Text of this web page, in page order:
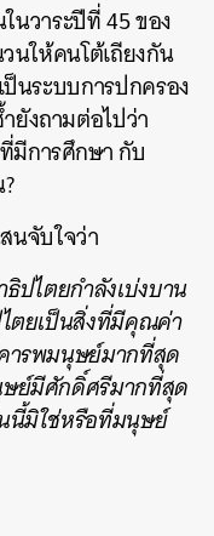
นวาระปีที่ 45 ของ
นให้คนโต้เถียงกัน
นระบบการปกครอง
ยังถามต่อไปว่า
มีการศึกษา กับ
นจับใจว่า
ปไตยกำลังเบ่งบาน
ไตยเป็นสิ่งที่มีคุณค่า
ารพมนุษย์มากที่สุด
ษย์มีศักดิ์ศรีมากที่สุด
นี้มิใช่หรือที่มนุษย์